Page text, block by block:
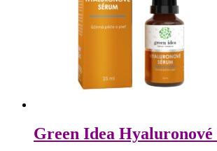
Green Idea